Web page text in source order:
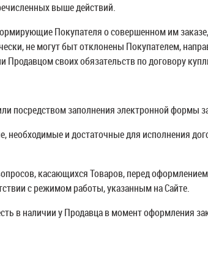
выше действий.
Покупателя о совершенном им заказе,
не могут бытотклонены Покупателем, напр
своих обязательств по договору
посредством заполнения электронной формы
необходимые и достаточные для исполнения
касающихся Товаров, перед
с режимом работы, указанным на Сайте.
в наличии у Продавца в момент оформления